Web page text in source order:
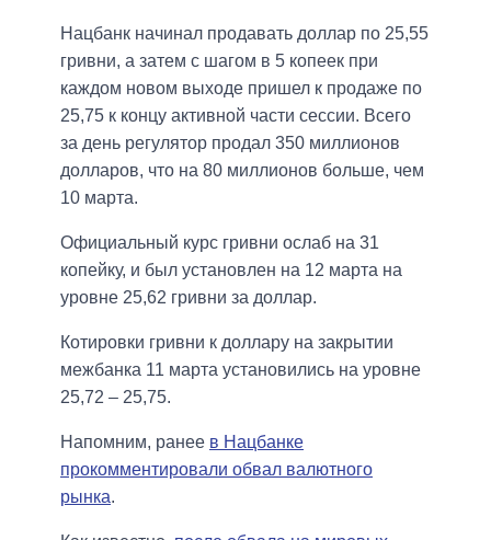
Нацбанк начинал продавать доллар по 25,55
гривни, а затем с шагом в 5 копеек при
каждом новом выходе пришел к продаже по
25,75 к концу активной части сессии. Всего
за день регулятор продал 350 миллионов
долларов, что на 80 миллионов больше, чем
10 марта.
Официальный курс гривни ослаб на 31
копейку, и был установлен на 12 марта на
уровне 25,62 гривни за доллар.
Котировки гривни к доллару на закрытии
межбанка 11 марта установились на уровне
25,72 – 25,75.
Напомним, ранее в Нацбанке
прокомментировали обвал валютного
рынка.